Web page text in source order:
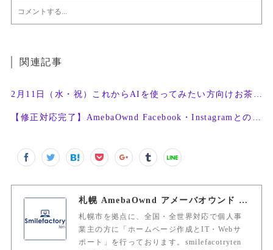
関連記事
2月11日（水・祝）これからAIを使ってみたい方向けお茶会開催
【修正対応完了】AmebaOwnd Facebook・Instagramとの連携機能
札幌 AmebaOwnd アメーバオウンド 加藤敦志
札幌市を拠点に、全国・全世界対応で個人事
業主の方に「ホームページ作成とIT・Webサ
ポート」を行っております。smilefacotryten